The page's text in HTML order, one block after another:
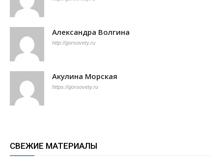
Александра Волгина
http://gorsovety.ru
Акулина Морская
https://gorsovety.ru
СВЕЖИЕ МАТЕРИАЛЫ